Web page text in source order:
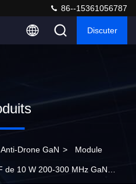
86--15361056787
Discuter
Drone GaN > Module
de 10 W 200-300 MHz GaN